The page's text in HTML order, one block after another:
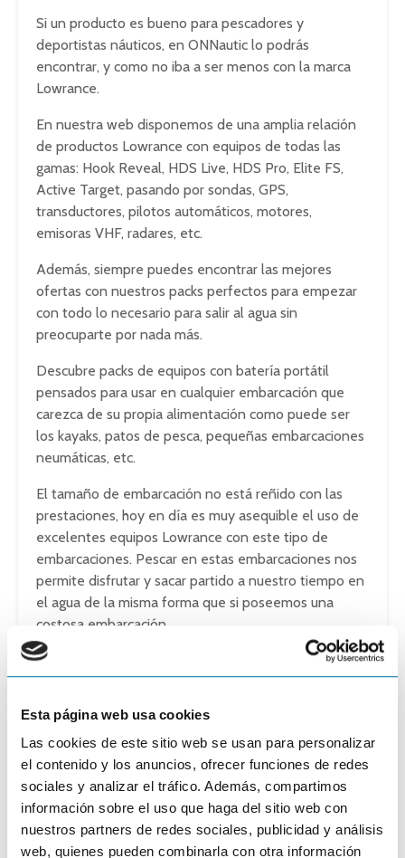
Esta página web usa cookies
Las cookies de este sitio web se usan para personalizar
el contenido y los anuncios, ofrecer funciones de redes
sociales y analizar el tráfico. Además, compartimos
información sobre el uso que haga del sitio web con
nuestros partners de redes sociales, publicidad y análisis
web, quienes pueden combinarla con otra información
Si un producto es bueno para pescadores y
deportistas náuticos, en ONNautic lo podrás
encontrar, y como no iba a ser menos con la marca
Lowrance.
En nuestra web disponemos de una amplia relación
de productos Lowrance con equipos de todas las
gamas: Hook Reveal, HDS Live, HDS Pro, Elite FS,
Active Target, pasando por sondas, GPS,
transductores, pilotos automáticos, motores,
emisoras VHF, radares, etc.
Además, siempre puedes encontrar las mejores
ofertas con nuestros packs perfectos para empezar
con todo lo necesario para salir al agua sin
preocuparte por nada más.
Descubre packs de equipos con batería portátil
pensados para usar en cualquier embarcación que
carezca de su propia alimentación como puede ser
los kayaks, patos de pesca, pequeñas embarcaciones
neumáticas, etc.
El tamaño de embarcación no está reñido con las
prestaciones, hoy en día es muy asequible el uso de
excelentes equipos Lowrance con este tipo de
embarcaciones. Pescar en estas embarcaciones nos
permite disfrutar y sacar partido a nuestro tiempo en
el agua de la misma forma que si poseemos una
costosa embarcación.
Disponemos también de los más completos
periféricos como emisoras VHF, pilotos automáticos,
que quiere equiparse con lo mejor.
Y todo lo que puedas imaginar:https://onnautic.com/
Y como todas tus compras en ONNautic, puedes
financiarlas hasta en 6 meses sin intereses ni gastos
de ningún tipo o en más plazo aun pagando solo una